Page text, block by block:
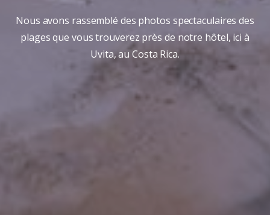
Nous avons rassemblé des photos spectaculaires des
plages que vous trouverez près de notre hôtel, ici à
Uvita, au Costa Rica.